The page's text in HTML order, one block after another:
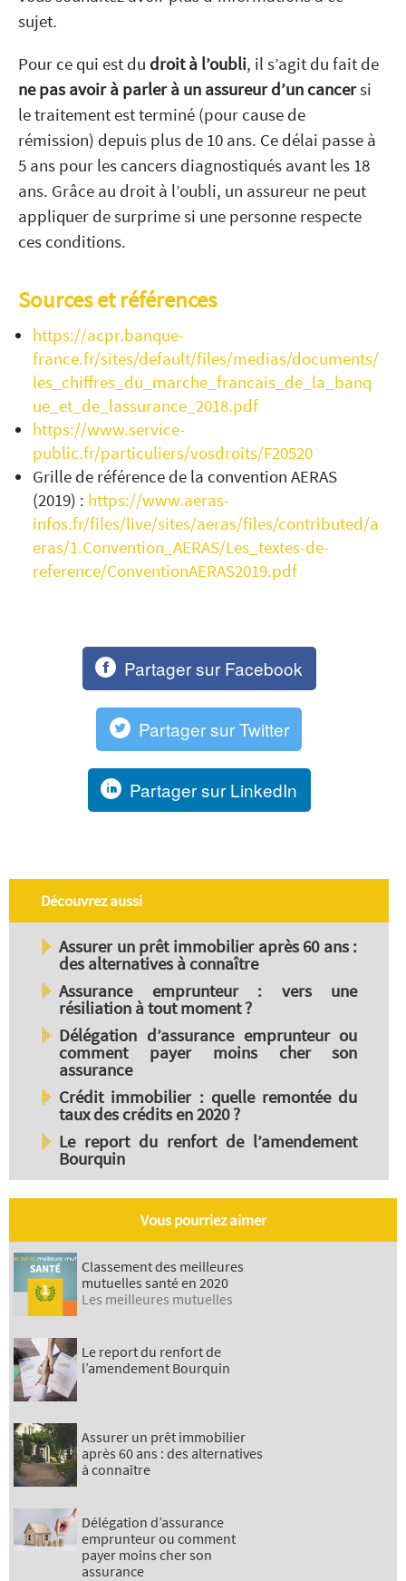
sujet.
Pour ce qui est du droit à l’oubli, il s’agit du fait de
ne pas avoir à parler à un assureur d’un cancersi
le traitement est terminé (pour cause de
rémission) depuis plus de 10 ans. Ce délai passe à
5 ans pour les cancers diagnostiqués avant les 18
ans. Grâce au droit à l’oubli, un assureur ne peut
appliquer de surprime si une personne respecte
ces conditions.
Sources et références
https://acpr.banque-
france.fr/sites/default/files/medias/documents/
les_chiffres_du_marche_francais_de_la_banq
ue_et_de_lassurance_2018.pdf
https://www.service-
public.fr/particuliers/vosdroits/F20520
Grille de référence de la convention AERAS
(2019) : https://www.aeras-
infos.fr/files/live/sites/aeras/files/contributed/a
eras/1.Convention_AERAS/Les_textes-de-
reference/ConventionAERAS2019.pdf
Partager sur Facebook
Partager sur Twitter
Partager sur LinkedIn
Découvrez aussi
Assurer un prêt immobilier après 60 ans :
des alternatives à connaître
Assurance emprunteur : vers une
résiliation à tout moment ?
Délégation d’assurance emprunteur ou
comment payer moins cher son
assurance
Crédit immobilier : quelle remontée du
taux des crédits en 2020 ?
Le report du renfort de l’amendement
Bourquin
Vous pourriez aimer
Classement des meilleures
mutuelles santé en 2020
Les meilleures mutuelles
Le report du renfort de
l’amendement Bourquin
Assurer un prêt immobilier
après 60 ans : des alternatives
à connaître
Délégation d’assurance
emprunteur ou comment
payer moins cher son
assurance